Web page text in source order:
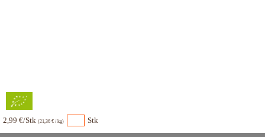
2,99 €/Stk (21,36 € / kg) Stk